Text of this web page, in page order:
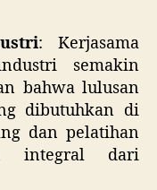
: Kerjasama
semakin
bahwa lulusan
dibutuhkan di
dan pelatihan
integral dari